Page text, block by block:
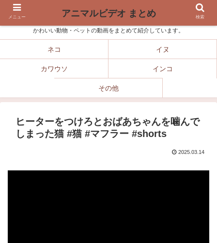
かわいい動物・ペットの動画をまとめて紹介しています。
ネコ イヌ
カワウソ インコ
その他
ヒーターをつけろとおばあちゃんを噛んで
しまった猫 #猫 #マフラー #shorts
2025.03.14
メニュー アニマルビデオ まとめ 検索